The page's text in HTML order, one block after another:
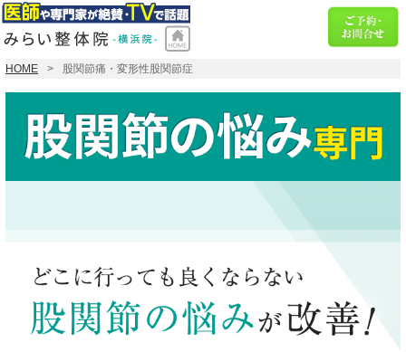
HOME 股関節痛・変形性股関節症